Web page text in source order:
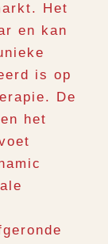
Het
en kan
is op
De
het